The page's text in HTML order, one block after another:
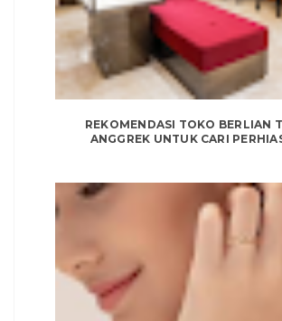
REKOMENDASI TOKO BERLIAN
ANGGREK UNTUK CARI